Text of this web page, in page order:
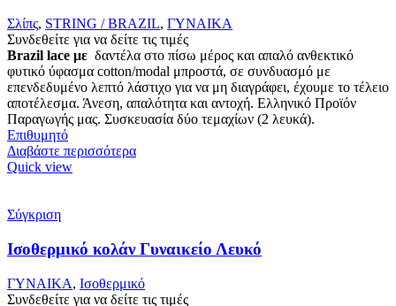
Σλίπς, STRING / BRAZIL, ΓΥΝΑΙΚΑ
Συνδεθείτε για να δείτε τις τιμές
Brazil lace με δαντέλα στο πίσω μέρος και απαλό ανθεκτικό
φυτικό ύφασμα cotton/modal μπροστά, σε συνδυασμό με
επενδεδυμένο λεπτό λάστιχο για να μη διαγράφει, έχουμε το τέλειο
αποτέλεσμα. Άνεση, απαλότητα και αντοχή. Ελληνικό Προϊόν
Παραγωγής μας. Συσκευασία δύο τεμαχίων (2 λευκά).
Επιθυμητό
Διαβάστε περισσότερα
Quick view
Σύγκριση
Ισοθερμικό κολάν Γυναικείο Λευκό
ΓΥΝΑΙΚΑ, Ισοθερμικό
Συνδεθείτε για να δείτε τις τιμές